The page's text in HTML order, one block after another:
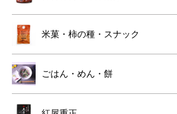
米菓・柿の種・スナック
ごはん・めん・餅